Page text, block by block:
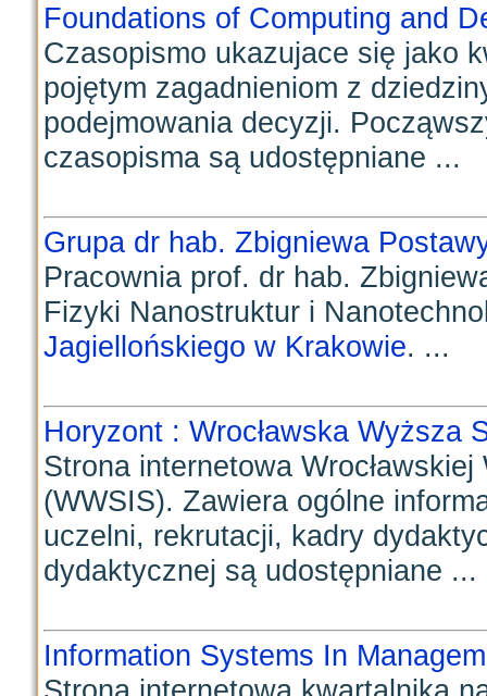
Foundations of Computing and
Czasopismo ukazujace się jako
pojętym zagadnieniom z
podejmowania decyzji.
czasopisma są udostępniane ...
Grupa dr hab. Zbigniewa
Pracownia prof. dr hab.
Fizyki Nanostruktur i
Jagiellońskiego w Krakowie. ...
Horyzont : Wrocławska Wyższa
Strona internetowa
(WWSIS). Zawiera ogólne
uczelni, rekrutacji, kadry
dydaktycznej są udostępniane ...
Information Systems In